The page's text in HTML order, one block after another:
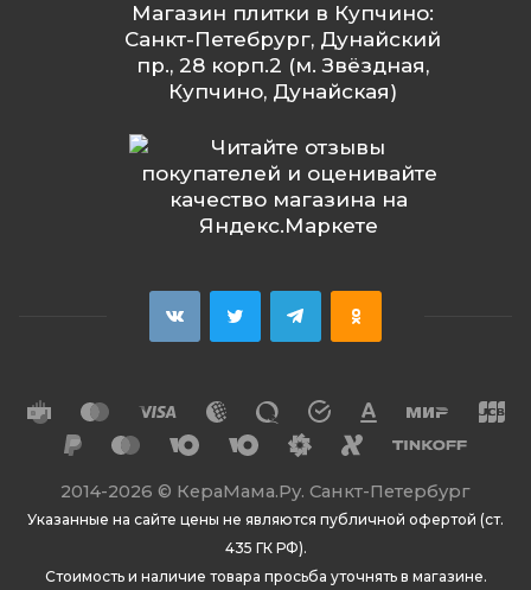
Магазин плитки в Купчино:
Санкт-Петебрург, Дунайский
пр., 28 корп.2 (м. Звёздная,
Купчино, Дунайская)
2014-2026 © КераМама.Ру. Санкт-Петербург
Указанные на сайте цены не являются публичной офертой (ст.
435 ГК РФ).
Стоимость и наличие товара просьба уточнять в магазине.